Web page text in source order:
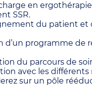
en
SSR.
du patient et
d’un programme de
du parcours de
avec les
sur un pôle